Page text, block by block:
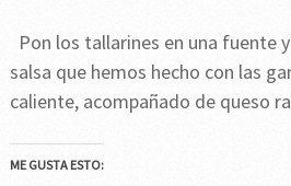
Pon los tallarines en una fuente
salsa que hemos hecho con las
caliente, acompañado de queso
ME GUSTA ESTO: